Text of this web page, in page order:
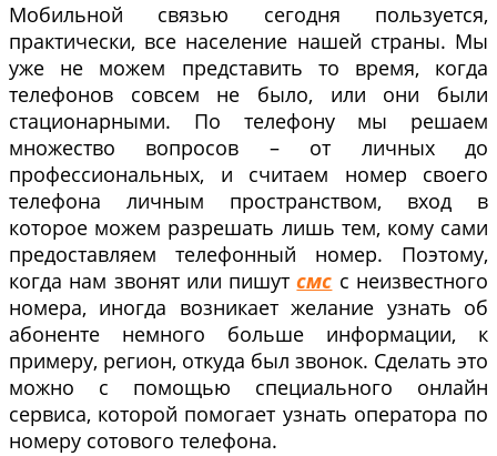
Мобильной связью сегодня пользуется,
практически, все население нашей страны. Мы
уже не можем представить то время, когда
телефонов совсем не было, или они были
стационарными. По телефону мы решаем
множество вопросов – от личных до
профессиональных, и считаем номер своего
телефона личным пространством, вход в
которое можем разрешать лишь тем, кому сами
предоставляем телефонный номер. Поэтому,
когда нам звонят или пишутсмс с неизвестного
номера, иногда возникает желание узнать об
абоненте немного больше информации, к
примеру, регион, откуда был звонок. Сделать это
можно с помощью специального онлайн
сервиса, которой помогает узнать оператора по
номеру сотового телефона.